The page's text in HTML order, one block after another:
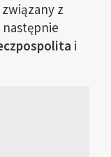
z
następnie
i